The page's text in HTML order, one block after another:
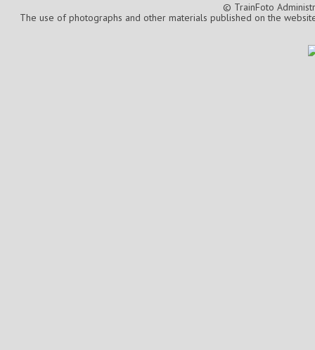
© TrainFoto
The use of photographs and other materials published on the